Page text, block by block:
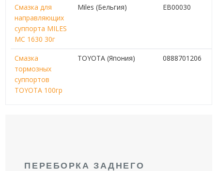
Смазка для
направляющих
суппорта MILES
МС 1630 30г
Miles (Бельгия) EB00030
Смазка
тормозных
суппортов
TOYOTA 100гр
TOYOTA (Япония) 0888701206
ПЕРЕБОРКА ЗАДНЕГО